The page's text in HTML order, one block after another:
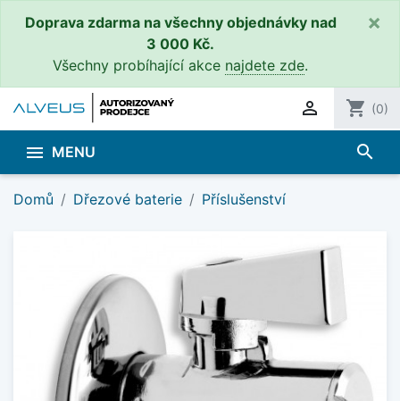
Doprava zdarma na všechny objednávky nad
3 000 Kč.
Všechny probíhající akce najdete zde.
×
 shopping_cart (0)
 MENU search
Domů Dřezové baterie Příslušenství